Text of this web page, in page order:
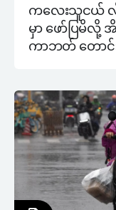
ကလေးသူငယ် လိ
မှာ ဖော်ပြမိလို့
ကာဘတ် တောင်